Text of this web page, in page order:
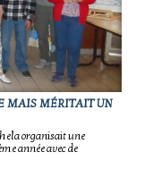
MAIS MÉRITAIT UN
organisait une
année avec de